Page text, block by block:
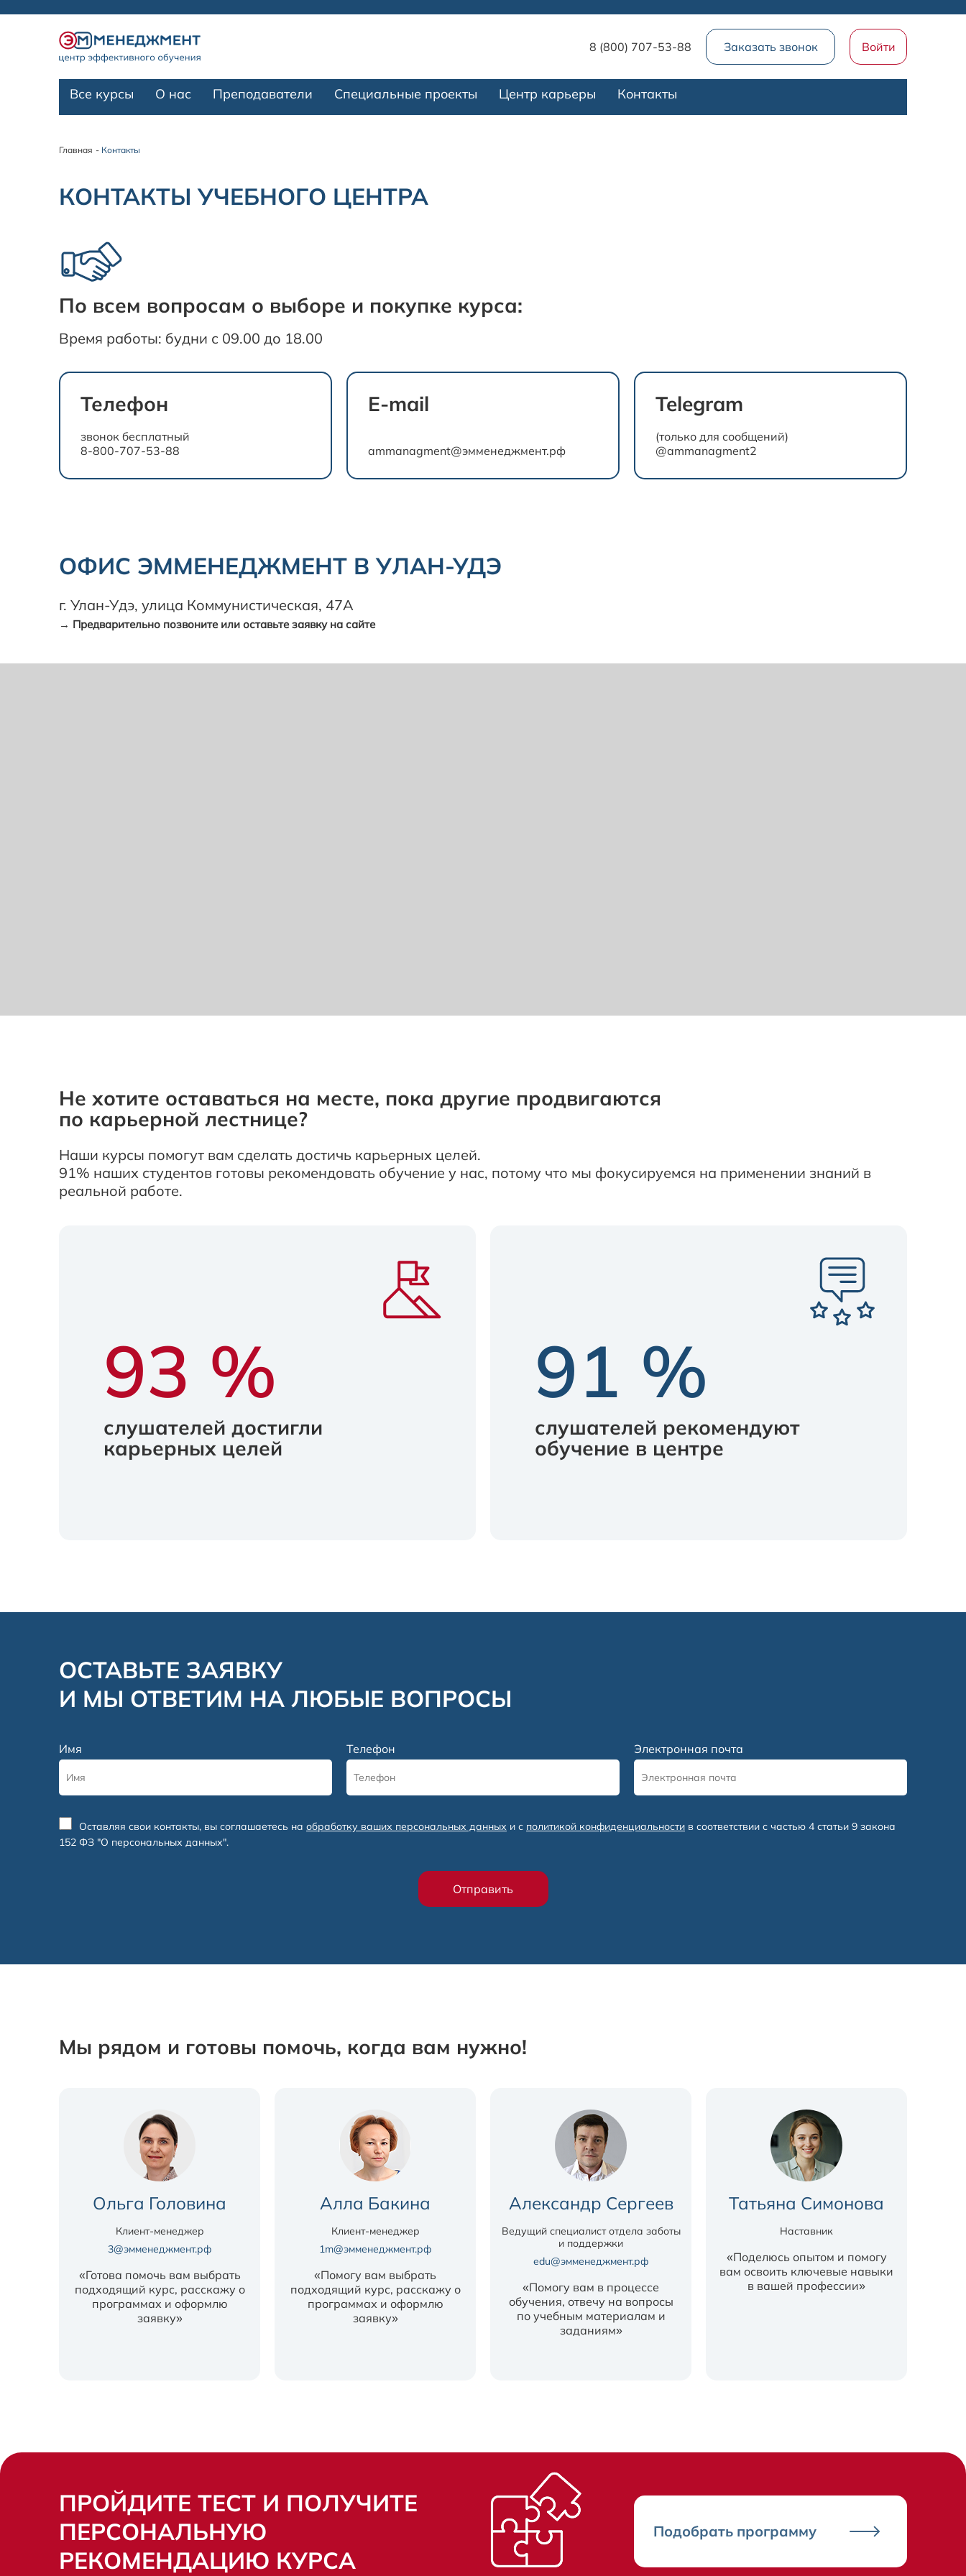
8 (800) 707-53-88 Заказать звонок Войти
Все курсы О нас Преподаватели Специальные проекты Центр карьеры Контакты
Главная Контакты
КОНТАКТЫ УЧЕБНОГО ЦЕНТРА
По всем вопросам о выборе и покупке курса:
Время работы: будни с 09.00 до 18.00
Телефон
звонок бесплатный
8-800-707-53-88
E-mail
ammanagment@эмменеджмент.рф
Telegram
(только для сообщений)
@ammanagment2
ОФИС ЭММЕНЕДЖМЕНТ В УЛАН-УДЭ
г. Улан-Удэ, улица Коммунистическая, 47А
→ Предварительно позвоните или оставьте заявку на сайте
Не хотите оставаться на месте, пока другие продвигаются
по карьерной лестнице?
Наши курсы помогут вам сделать достичь карьерных целей.
91% наших студентов готовы рекомендовать обучение у нас, потому что мы фокусируемся на применении знаний в
реальной работе.
93 %
слушателей достигли
карьерных целей
91 %
слушателей рекомендуют
обучение в центре
ОСТАВЬТЕ ЗАЯВКУ
И МЫ ОТВЕТИМ НА ЛЮБЫЕ ВОПРОСЫ
Имя Телефон Электронная почта
Оставляя свои контакты, вы соглашаетесь на обработку ваших персональных данных и с политикой конфиденциальности в соответствии с частью 4 статьи 9 закона
152 ФЗ "О персональных данных".
Мы рядом и готовы помочь, когда вам нужно!
Ольга Головина
Клиент-менеджер
3@эмменеджмент.рф
«Готова помочь вам выбрать
подходящий курс, расскажу о
программах и оформлю
заявку»
Алла Бакина
Клиент-менеджер
1m@эмменеджмент.рф
«Помогу вам выбрать
подходящий курс, расскажу о
программах и оформлю
заявку»
Александр Сергеев
Ведущий специалист отдела заботы
и поддержки
edu@эмменеджмент.рф
«Помогу вам в процессе
обучения, отвечу на вопросы
по учебным материалам и
заданиям»
Татьяна Симонова
Наставник
«Поделюсь опытом и помогу
вам освоить ключевые навыки
в вашей профессии»
ПРОЙДИТЕ ТЕСТ И ПОЛУЧИТЕ
ПЕРСОНАЛЬНУЮ
РЕКОМЕНДАЦИЮ КУРСА
Подобрать программу